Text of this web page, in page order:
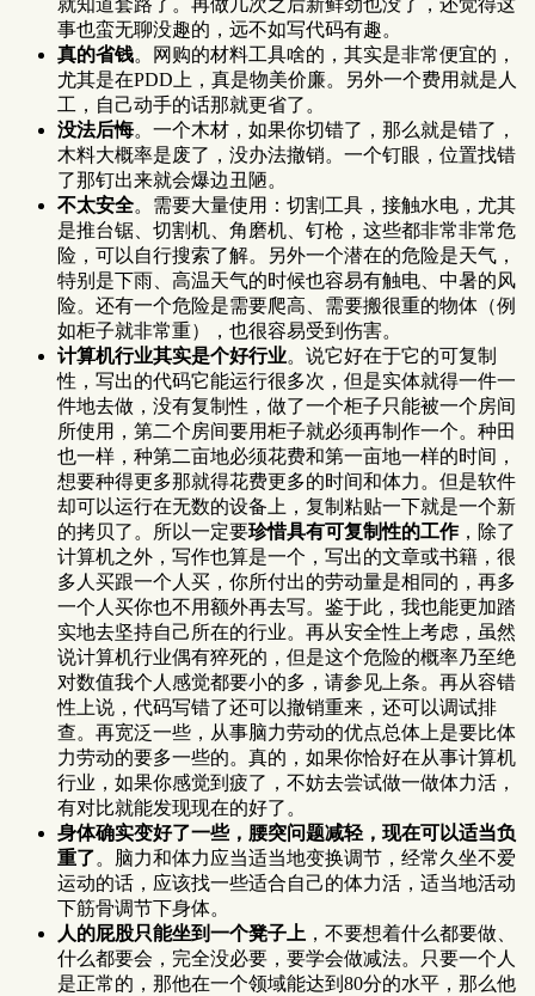
就知道套路了。再做几次之后新鲜劲也没了，还觉得这
事也蛮无聊没趣的，远不如写代码有趣。
真的省钱。网购的材料工具啥的，其实是非常便宜的，
尤其是在PDD上，真是物美价廉。另外一个费用就是人
工，自己动手的话那就更省了。
没法后悔。一个木材，如果你切错了，那么就是错了，
木料大概率是废了，没办法撤销。一个钉眼，位置找错
了那钉出来就会爆边丑陋。
不太安全。需要大量使用：切割工具，接触水电，尤其
是推台锯、切割机、角磨机、钉枪，这些都非常非常危
险，可以自行搜索了解。另外一个潜在的危险是天气，
特别是下雨、高温天气的时候也容易有触电、中暑的风
险。还有一个危险是需要爬高、需要搬很重的物体（例
如柜子就非常重），也很容易受到伤害。
计算机行业其实是个好行业。说它好在于它的可复制
性，写出的代码它能运行很多次，但是实体就得一件一
件地去做，没有复制性，做了一个柜子只能被一个房间
所使用，第二个房间要用柜子就必须再制作一个。种田
也一样，种第二亩地必须花费和第一亩地一样的时间，
想要种得更多那就得花费更多的时间和体力。但是软件
却可以运行在无数的设备上，复制粘贴一下就是一个新
的拷贝了。所以一定要珍惜具有可复制性的工作，除了
计算机之外，写作也算是一个，写出的文章或书籍，很
多人买跟一个人买，你所付出的劳动量是相同的，再多
一个人买你也不用额外再去写。鉴于此，我也能更加踏
实地去坚持自己所在的行业。再从安全性上考虑，虽然
说计算机行业偶有猝死的，但是这个危险的概率乃至绝
对数值我个人感觉都要小的多，请参见上条。再从容错
性上说，代码写错了还可以撤销重来，还可以调试排
查。再宽泛一些，从事脑力劳动的优点总体上是要比体
力劳动的要多一些的。真的，如果你恰好在从事计算机
行业，如果你感觉到疲了，不妨去尝试做一做体力活，
有对比就能发现现在的好了。
身体确实变好了一些，腰突问题减轻，现在可以适当负
重了。脑力和体力应当适当地变换调节，经常久坐不爱
运动的话，应该找一些适合自己的体力活，适当地活动
下筋骨调节下身体。
人的屁股只能坐到一个凳子上 ，不要想着什么都要做、
什么都要会，完全没必要，要学会做减法。只要一个人
是正常的，那他在一个领域能达到80分的水平，那么他